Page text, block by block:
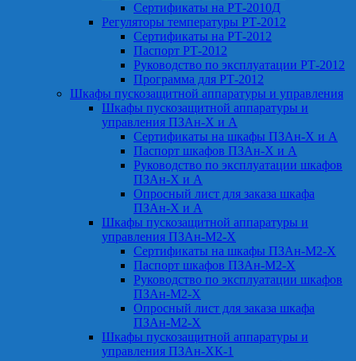
Сертификаты на РТ-2010Д
Регуляторы температуры РТ-2012
Сертификаты на РТ-2012
Паспорт РТ-2012
Руководство по эксплуатации РТ-2012
Программа для РТ-2012
Шкафы пускозащитной аппаратуры и управления
Шкафы пускозащитной аппаратуры и
управления ПЗАн-Х и А
Сертификаты на шкафы ПЗАн-Х и А
Паспорт шкафов ПЗАн-Х и А
Руководство по эксплуатации шкафов
ПЗАн-Х и А
Опросный лист для заказа шкафа
ПЗАн-Х и А
Шкафы пускозащитной аппаратуры и
управления ПЗАн-М2-Х
Сертификаты на шкафы ПЗАн-М2-Х
Паспорт шкафов ПЗАн-М2-Х
Руководство по эксплуатации шкафов
ПЗАн-М2-Х
Опросный лист для заказа шкафа
ПЗАн-М2-Х
Шкафы пускозащитной аппаратуры и
управления ПЗАн-ХК-1